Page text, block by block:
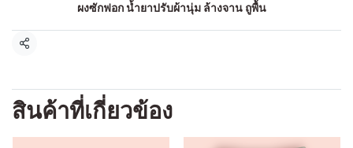
ผงซักฟอก น้ำยาปรับผ้านุ่ม ล้างจาน ถูพื้น
แชร์
สินค้าที่เกี่ยวข้อง